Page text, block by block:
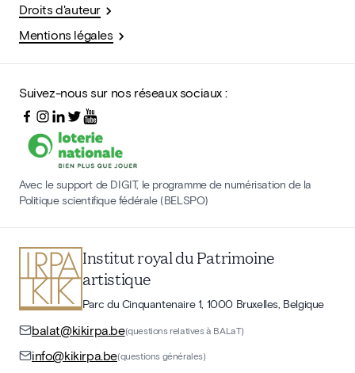
Droits d'auteur
Mentions légales
Suivez-nous sur nos réseaux sociaux :
Avec le support de DIGIT, le programme de numérisation de la
Politique scientifique fédérale (BELSPO)
Institut royal du Patrimoine
artistique
Parc du Cinquantenaire 1, 1000 Bruxelles, Belgique
balat@kikirpa.be(questions relatives à BALaT)
info@kikirpa.be(questions générales)